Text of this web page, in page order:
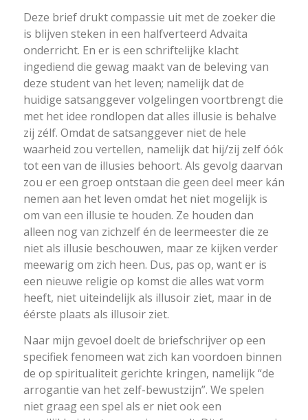
Deze brief drukt compassie uit met de zoeker die
is blijven steken in een halfverteerd Advaita
onderricht. En er is een schriftelijke klacht
ingediend die gewag maakt van de beleving van
deze student van het leven; namelijk dat de
huidige satsanggever volgelingen voortbrengt die
met het idee rondlopen dat alles illusie is behalve
zij zélf. Omdat de satsanggever niet de hele
waarheid zou vertellen, namelijk dat hij/zij zelf óók
tot een van de illusies behoort. Als gevolg daarvan
zou er een groep ontstaan die geen deel meer kán
nemen aan het leven omdat het niet mogelijk is
om van een illusie te houden. Ze houden dan
alleen nog van zichzelf én de leermeester die ze
niet als illusie beschouwen, maar ze kijken verder
meewarig om zich heen. Dus, pas op, want er is
een nieuwe religie op komst die alles wat vorm
heeft, niet uiteindelijk als illusoir ziet, maar in de
éérste plaats als illusoir ziet.
Naar mijn gevoel doelt de briefschrijver op een
specifiek fenomeen wat zich kan voordoen binnen
de op spiritualiteit gerichte kringen, namelijk “de
arrogantie van het zelf-bewustzijn”. We spelen
niet graag een spel als er niet ook een